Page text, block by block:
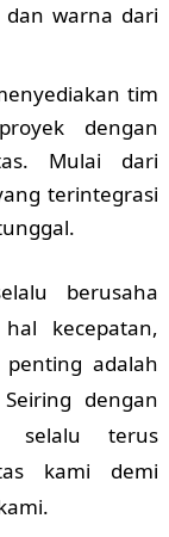
warna dari
tim
dengan
Mulai dari
terintegrasi
berusaha
kecepatan,
adalah
dengan
selalu terus
kami demi